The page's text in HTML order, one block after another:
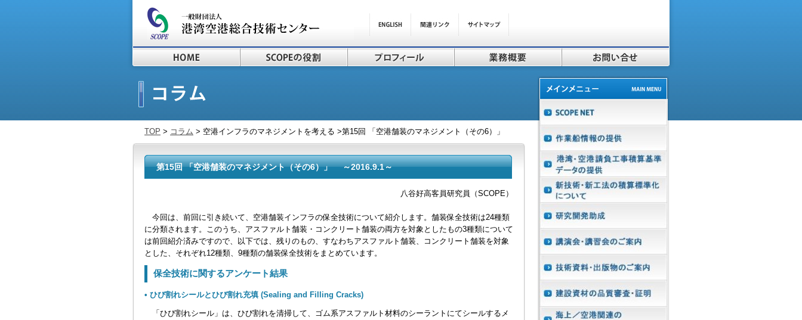
TOP > コラム > 空港インフラのマネジメントを考える >第15回 「空港舗装のマネジメント（その6）」
第15回 「空港舗装のマネジメント（その6）」 ～2016.9.1～
八谷好高客員研究員（SCOPE）
今回は、前回に引き続いて、空港舗装インフラの保全技術について紹介します。舗装保全技術は24種類
に分類されます。このうち、アスファルト舗装・コンクリート舗装の両方を対象としたもの3種類について
は前回紹介済みですので、以下では、残りのもの、すなわちアスファルト舗装、コンクリート舗装を対象
とした、それぞれ12種類、9種類の舗装保全技術をまとめています。
保全技術に関するアンケート結果
• ひび割れシールとひび割れ充填 (Sealing and Filling Cracks)
「ひび割れシール」は、ひび割れを清掃して、ゴム系アスファルト材料のシーラントにてシールするメ